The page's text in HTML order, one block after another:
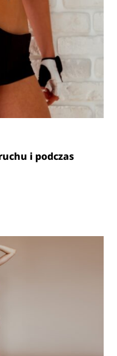
i podczas